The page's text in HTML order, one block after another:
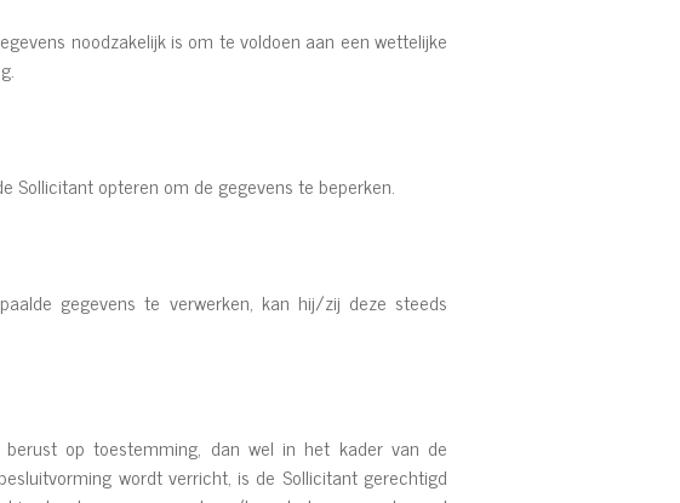
noodzakelijk is om te voldoen aan een wettelijke
Sollicitant opteren om de gegevens te beperken.
gegevens te verwerken, kan hij/zij deze steeds
op toestemming, dan wel in het kader van de
wordt verricht, is de Sollicitant gerechtigd